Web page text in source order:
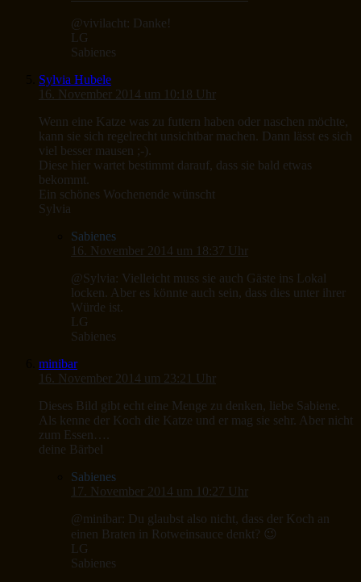
@vivilacht: Danke!
LG
Sabienes
Sylvia Hubele
16. November 2014 um 10:18 Uhr
Wenn eine Katze was zu futtern haben oder naschen möchte,
kann sie sich regelrecht unsichtbar machen. Dann lässt es sich
viel besser mausen ;-).
Diese hier wartet bestimmt darauf, dass sie bald etwas
bekommt.
Ein schönes Wochenende wünscht
Sylvia
Sabienes
16. November 2014 um 18:37 Uhr
@Sylvia: Vielleicht muss sie auch Gäste ins Lokal
locken. Aber es könnte auch sein, dass dies unter ihrer
Würde ist.
LG
Sabienes
minibar
16. November 2014 um 23:21 Uhr
Dieses Bild gibt echt eine Menge zu denken, liebe Sabiene.
Als kenne der Koch die Katze und er mag sie sehr. Aber nicht
zum Essen….
deine Bärbel
Sabienes
17. November 2014 um 10:27 Uhr
@minibar: Du glaubst also nicht, dass der Koch an
einen Braten in Rotweinsauce denkt? 😉
LG
Sabienes